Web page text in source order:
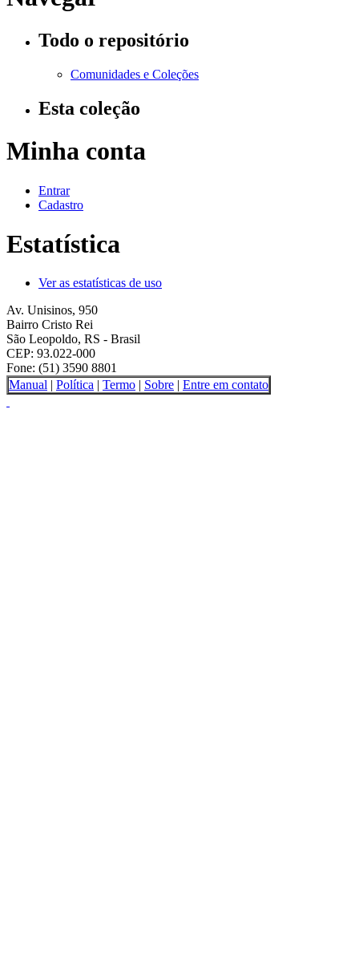
Todo o repositório
Comunidades e Coleções
Esta coleção
Minha conta
Entrar
Cadastro
Estatística
Ver as estatísticas de uso
Av. Unisinos, 950
Bairro Cristo Rei
São Leopoldo, RS - Brasil
CEP: 93.022-000
Fone: (51) 3590 8801
Manual | Política | Termo | Sobre | Entre em contato